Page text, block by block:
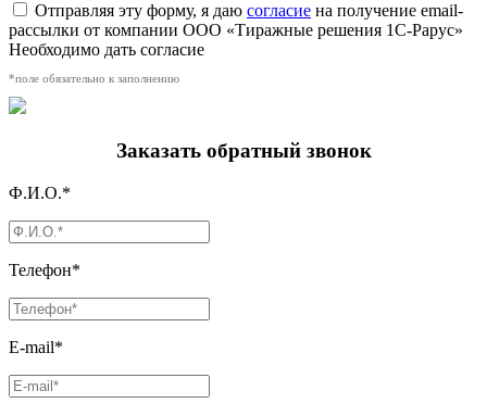
Отправляя эту форму, я даю согласие на получение email-
рассылки от компании ООО «Тиражные решения 1С-Рарус»
Необходимо дать согласие
*поле обязательно к заполнению
Заказать обратный звонок
Ф.И.О.*
Телефон*
E-mail*